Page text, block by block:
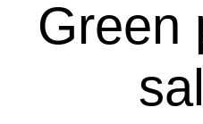
Green